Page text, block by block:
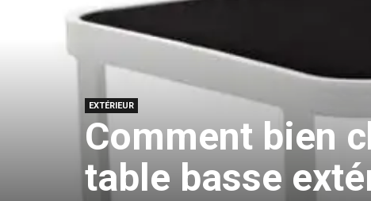
EXTÉRIEUR
Comment bien
table basse